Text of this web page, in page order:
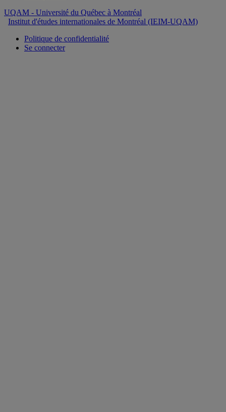
UQAM - Université du Québec à Montréal
Institut d'études internationales de Montréal (IEIM-UQAM)
Politique de confidentialité
Se connecter